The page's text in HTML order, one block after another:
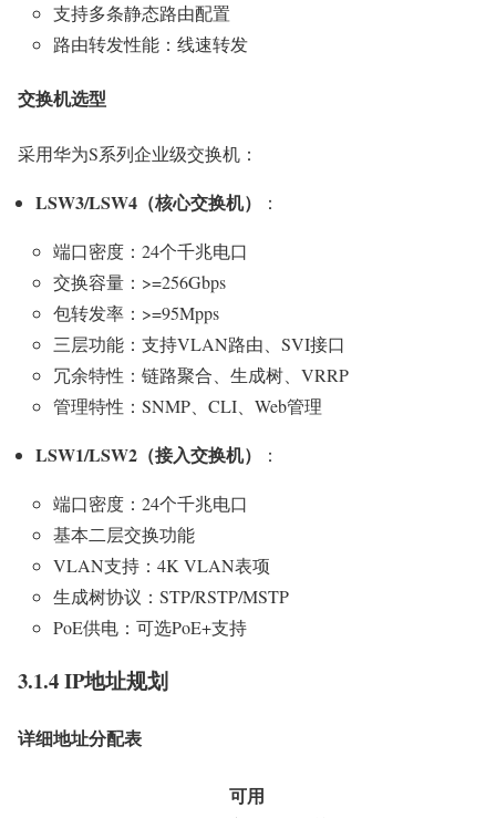
支持多条静态路由配置
路由转发性能：线速转发
交换机选型
采用华为S系列企业级交换机：
LSW3/LSW4（核心交换机） ：
端口密度：24个千兆电口
交换容量：>=256Gbps
包转发率：>=95Mpps
三层功能：支持VLAN路由、SVI接口
冗余特性：链路聚合、生成树、VRRP
管理特性：SNMP、CLI、Web管理
LSW1/LSW2（接入交换机） ：
端口密度：24个千兆电口
基本二层交换功能
VLAN支持：4K VLAN表项
生成树协议：STP/RSTP/MSTP
PoE供电：可选PoE+支持
3.1.4 IP地址规划
详细地址分配表
可用